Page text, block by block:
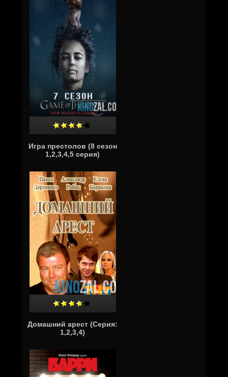
Игра престолов (8 сезон
1,2,3,4,5 серия)
Домашний арест (Серия:
1,2,3,4)